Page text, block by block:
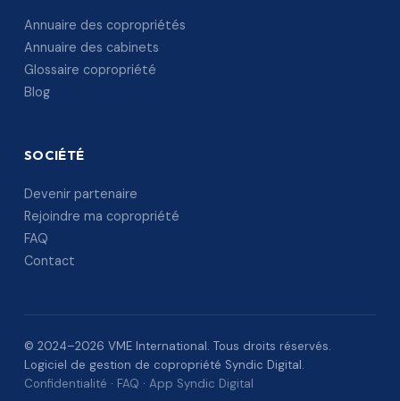
Annuaire des copropriétés
Annuaire des cabinets
Glossaire copropriété
Blog
SOCIÉTÉ
Devenir partenaire
Rejoindre ma copropriété
FAQ
Contact
© 2024–2026 VME International. Tous droits réservés.
Logiciel de gestion de copropriété Syndic Digital.
Confidentialité · FAQ · App Syndic Digital